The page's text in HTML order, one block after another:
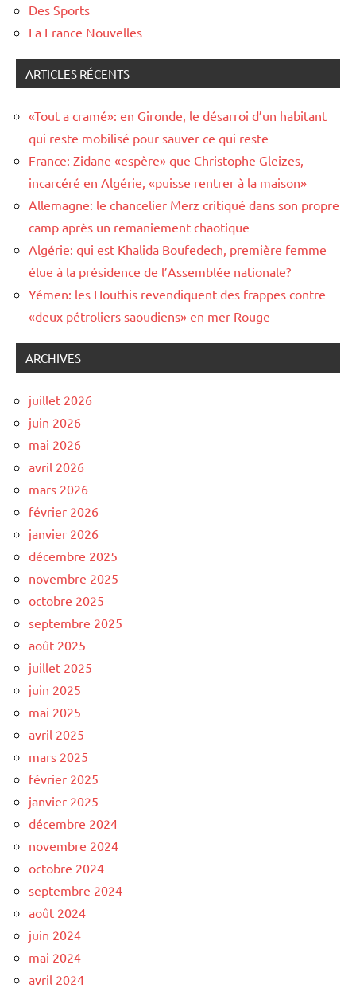
Des Sports
La France Nouvelles
ARTICLES RÉCENTS
«Tout a cramé»: en Gironde, le désarroi d’un habitant
qui reste mobilisé pour sauver ce qui reste
France: Zidane «espère» que Christophe Gleizes,
incarcéré en Algérie, «puisse rentrer à la maison»
Allemagne: le chancelier Merz critiqué dans son propre
camp après un remaniement chaotique
Algérie: qui est Khalida Boufedech, première femme
élue à la présidence de l’Assemblée nationale?
Yémen: les Houthis revendiquent des frappes contre
«deux pétroliers saoudiens» en mer Rouge
ARCHIVES
juillet 2026
juin 2026
mai 2026
avril 2026
mars 2026
février 2026
janvier 2026
décembre 2025
novembre 2025
octobre 2025
septembre 2025
août 2025
juillet 2025
juin 2025
mai 2025
avril 2025
mars 2025
février 2025
janvier 2025
décembre 2024
novembre 2024
octobre 2024
septembre 2024
août 2024
juin 2024
mai 2024
avril 2024